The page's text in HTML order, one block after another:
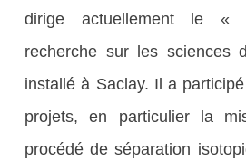
dirige actuellement le «
recherche sur les sciences
installé à Saclay. Il a
projets, en particulier la
procédé de séparation